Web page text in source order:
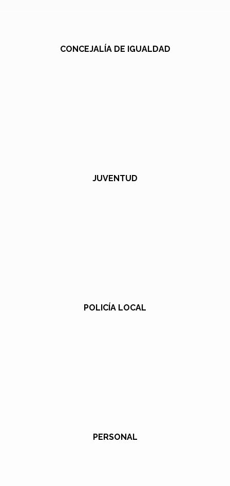
CONCEJALÍA DE IGUALDAD
JUVENTUD
POLICÍA LOCAL
PERSONAL